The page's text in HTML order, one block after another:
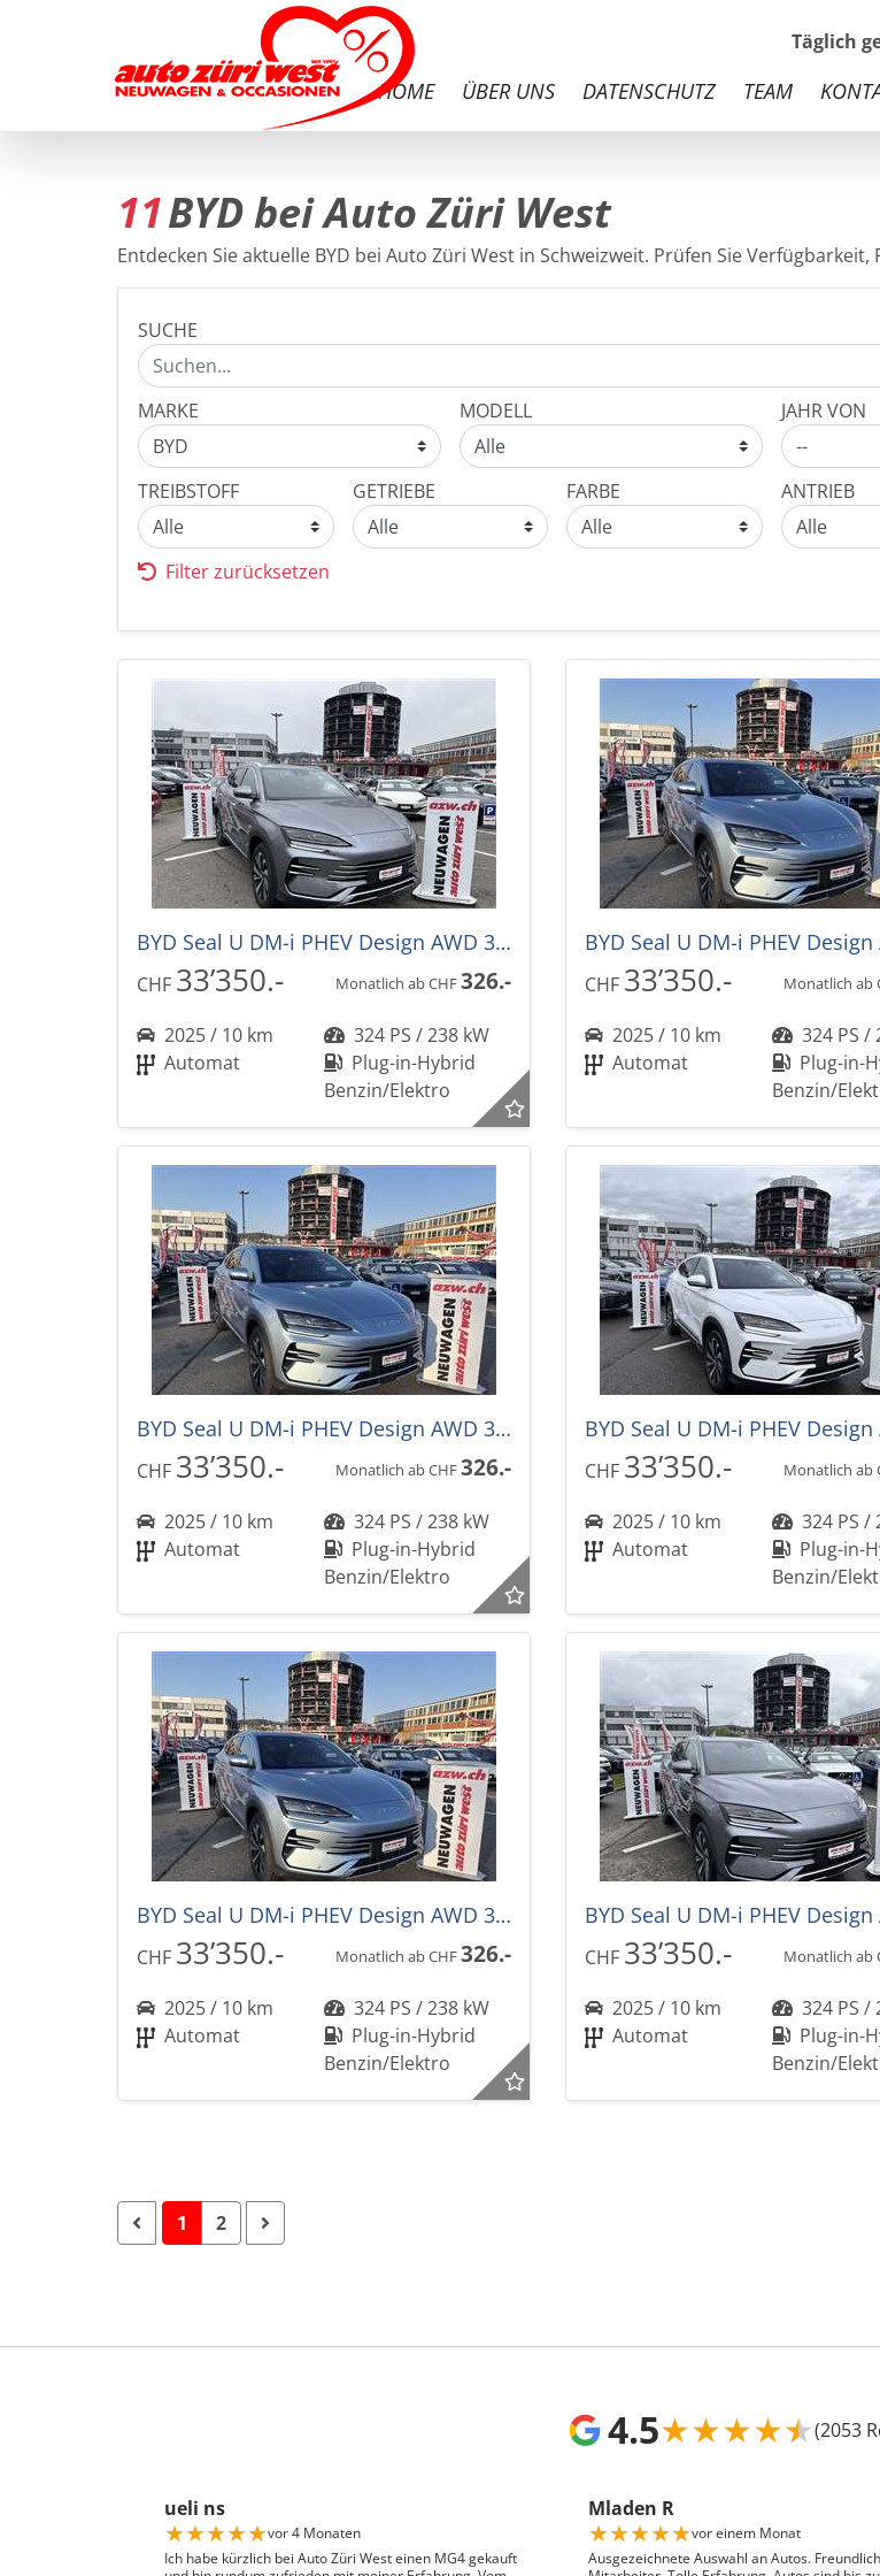
Täglich
HOME ÜBER UNS DATENSCHUTZ TEAM
11BYD bei Auto Züri West
Entdecken Sie aktuelle BYD bei Auto Züri West in Schweizweit. Prüfen Sie
SUCHE
MARKE MODELL JAHR VON
TREIBSTOFF GETRIEBE FARBE ANTRIEB
Filter zurücksetzen
BYD Seal U DM-i PHEV Design AWD 324PS -36%! Automat
CHF 33’350.- Monatlich ab CHF326.-
2025 / 10 km
324 PS / 238 kW
Automat
Plug-in-Hybrid
Benzin/Elektro
CHF 33’350.- Monatlich ab
2025 / 10 km
324 PS /
Automat
Plug-in-
Benzin/
BYD Seal U DM-i PHEV Design AWD 324PS -36%! Automat
CHF 33’350.- Monatlich ab CHF326.-
2025 / 10 km
324 PS / 238 kW
Automat
Plug-in-Hybrid
Benzin/Elektro
CHF 33’350.- Monatlich ab
2025 / 10 km
324 PS /
Automat
Plug-in-
Benzin/
BYD Seal U DM-i PHEV Design AWD 324PS -36%! Automat
CHF 33’350.- Monatlich ab CHF326.-
2025 / 10 km
324 PS / 238 kW
Automat
Plug-in-Hybrid
Benzin/Elektro
CHF 33’350.- Monatlich ab
2025 / 10 km
324 PS /
Automat
Plug-in-
Benzin/
1 2
4.5★★★★★(2053
ueli ns
★★★★★vor 4 Monaten
Ich habe kürzlich bei Auto Züri West einen MG4 gekauft
Mladen R
★★★★★vor einem Monat
Ausgezeichnete Auswahl an Autos.